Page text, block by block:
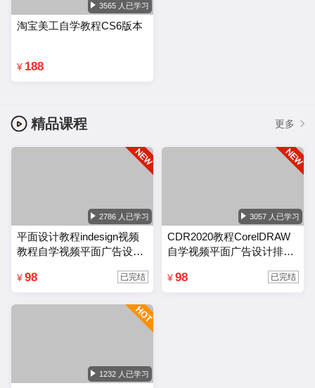
3565 人已学习
淘宝美工自学教程CS6版本
¥ 188
精品课程 更多
2786 人已学习
平面设计教程indesign视频
教程自学视频平面广告设计
¥ 98 已完结
3057 人已学习
CDR2020教程CorelDRAW
自学视频平面广告设计排版
¥ 98 已完结
1232 人已学习